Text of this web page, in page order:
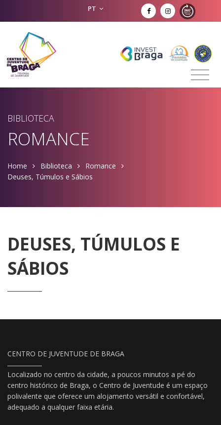
PT
BIBLIOTECA
ROMANCE
Home Biblioteca
Romance
Deuses, Túmulos e Sábios
DEUSES, TÚMULOS E
SÁBIOS
CENTRO DE JUVENTUDE DE BRAGA
Localizado no centro da cidade, a poucos minutos a pé do
centro histórico de Braga, o Centro de Juventude é um espaço
polivalente que oferece um alojamento versátil e confortável,
adequado a qualquer faixa etária.